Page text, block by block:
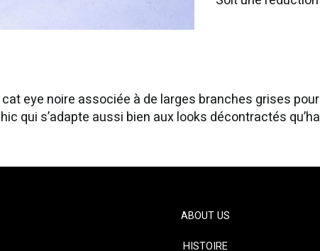
eye noire associée à de larges branches grises
qui s’adapte aussi bien aux looks décontractés
ABOUT US
HISTOIRE